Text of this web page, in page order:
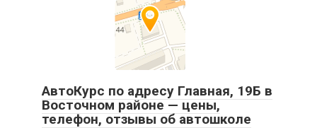
АвтоКурс по адресу Главная, 19Б в
Восточном районе — цены,
телефон, отзывы об автошколе